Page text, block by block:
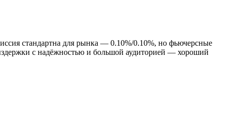
стандартна для рынка — 0.10%/0.10%, но фьючерсные
с надёжностью и большой аудиторией — хороший